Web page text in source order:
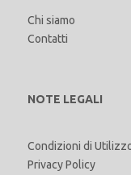
Chi siamo
Contatti
NOTE LEGALI
Condizioni di
Privacy Policy